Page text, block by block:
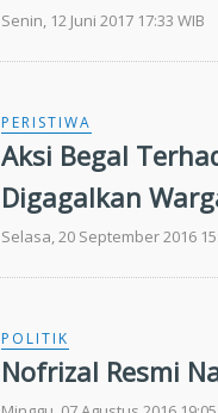
Senin, 12 Juni 2017 17:33 WIB
PERISTIWA
Aksi Begal
Digagalkan
Selasa, 20 September 2016
POLITIK
Nofrizal Resmi